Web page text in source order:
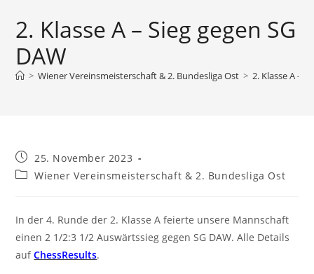
2. Klasse A – Sieg gegen SG
DAW
> Wiener Vereinsmeisterschaft & 2. Bundesliga Ost > 2. Klasse A –
Beitrag
veröffentlicht:
25. November 2023
Beitrags-
Wiener Vereinsmeisterschaft & 2. Bundesliga Ost
In der 4. Runde der 2. Klasse A feierte unsere Mannschaft
einen 2 1/2:3 1/2 Auswärtssieg gegen SG DAW. Alle Details
aufChessResults.